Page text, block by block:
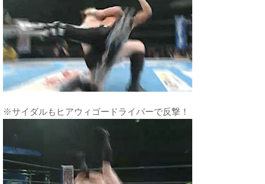
※サイダルもヒアウィゴードライバーで反撃！